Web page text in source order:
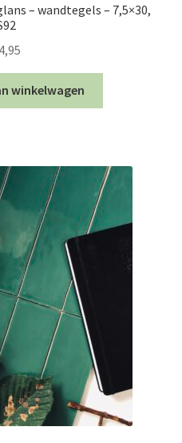
– wandtegels – 7,5×30,
winkelwagen